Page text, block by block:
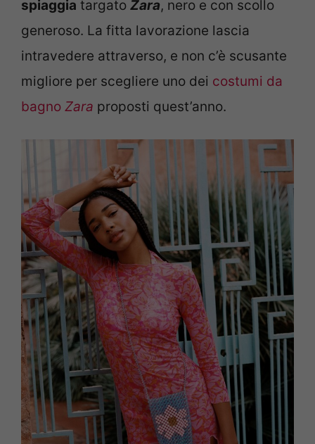
spiaggia targato Zara, nero e con scollo
generoso. La fitta lavorazione lascia
intravedere attraverso, e non c’è scusante
migliore per scegliere uno dei costumi da
bagno Zara proposti quest’anno.